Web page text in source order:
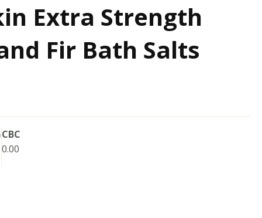
Extra Strength
Fir Bath Salts
CBC
0.00